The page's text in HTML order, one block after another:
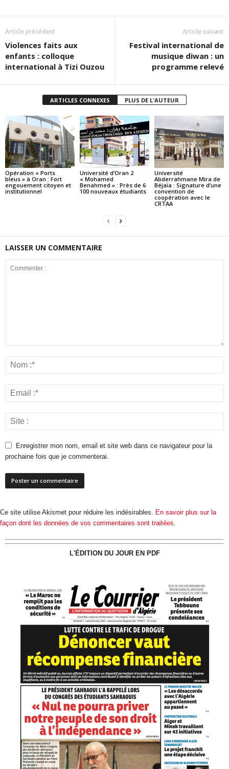
Article précédent
Violences faits aux
enfants : colloque
international à Tizi Ouzou
Article suivant
Festival international de
musique diwan : un
programme relevé
ARTICLES CONNEXES PLUS DE L'AUTEUR
Opération « Ports
bleus » à Oran : Fort
engouement citoyen et
institutionnel
Université d’Oran 2
« Mohamed
Benahmed » : Près de 6
100 nouveaux étudiants
Université
Abderrahmane Mira de
Béjaïa : Signature d’une
convention de
coopération avec le
CRTAA
LAISSER UN COMMENTAIRE
Enregistrer mon nom, email et site web dans ce navigateur pour la
prochaine fois que je commenterai.
Ce site utilise Akismet pour réduire les indésirables. En savoir plus sur la
façon dont les données de vos commentaires sont traitées
L'ÉDITION DU JOUR EN PDF